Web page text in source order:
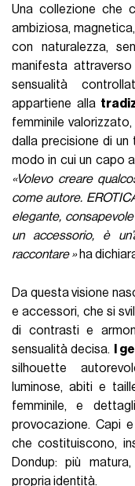
Una collezione che
ambiziosa,
con naturalezza,
manifesta
sensualità
appartiene alla
femminile
dalla precisione di un
modo in cui un capo
«Volevo creare
come autore.
elegante,
un accessorio, è
raccontare »ha
Da questa visione
e accessori, che si
di contrasti e
sensualità decisa.
I
silhouette
luminose, abiti e
femminile, e
provocazione. Capi
che costituiscono,
Dondup: più
propria identità.